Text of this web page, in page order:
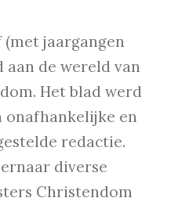
jaargangen
aan de wereld van
Het blad werd
onafhankelijke en
redactie.
diverse
Christendom